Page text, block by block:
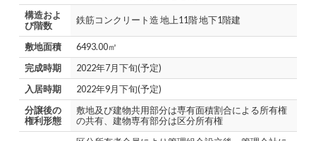
構造およ
び階数
鉄筋コンクリート造 地上11階 地下1階建
敷地面積
6493.00㎡
完成時期
2022年7月下旬(予定)
入居時期
2022年9月下旬(予定)
分譲後の
権利形態
敷地及び建物共用部分は専有面積割合による所有権
の共有、建物専有部分は区分所有権